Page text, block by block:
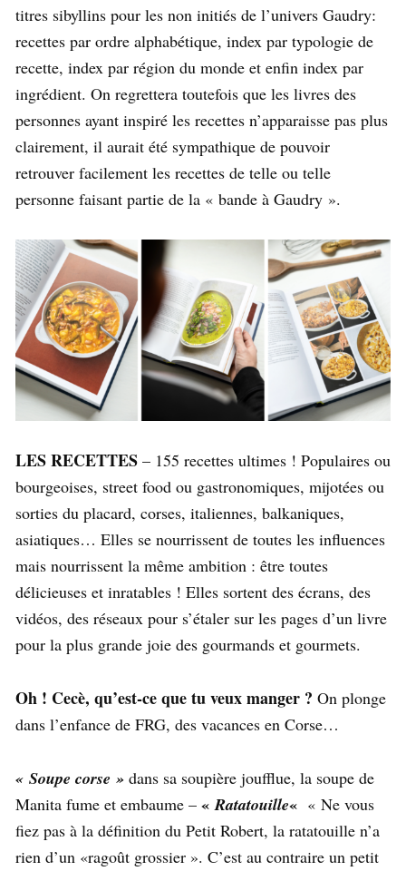
titres sibyllins pour les non initiés de l’univers Gaudry:
recettes par ordre alphabétique, index par typologie de
recette, index par région du monde et enfin index par
ingrédient. On regrettera toutefois que les livres des
personnes ayant inspiré les recettes n’apparaisse pas plus
clairement, il aurait été sympathique de pouvoir
retrouver facilement les recettes de telle ou telle
personne faisant partie de la « bande à Gaudry ».
LES RECETTES – 155 recettes ultimes ! Populaires ou
bourgeoises, street food ou gastronomiques, mijotées ou
sorties du placard, corses, italiennes, balkaniques,
asiatiques… Elles se nourrissent de toutes les influences
mais nourrissent la même ambition : être toutes
délicieuses et inratables ! Elles sortent des écrans, des
vidéos, des réseaux pour s’étaler sur les pages d’un livre
pour la plus grande joie des gourmands et gourmets.
Oh ! Cecè, qu’est-ce que tu veux manger ? On plonge
dans l’enfance de FRG, des vacances en Corse…
« Soupe corse » dans sa soupière joufflue, la soupe de
Manita fume et embaume – «Ratatouille« « Ne vous
fiez pas à la définition du Petit Robert, la ratatouille n’a
rien d’un «ragoût grossier ». C’est au contraire un petit